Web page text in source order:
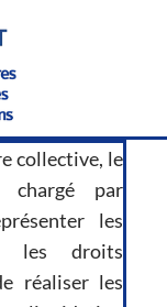
collective, le
chargé par
les
les droits
réaliser les